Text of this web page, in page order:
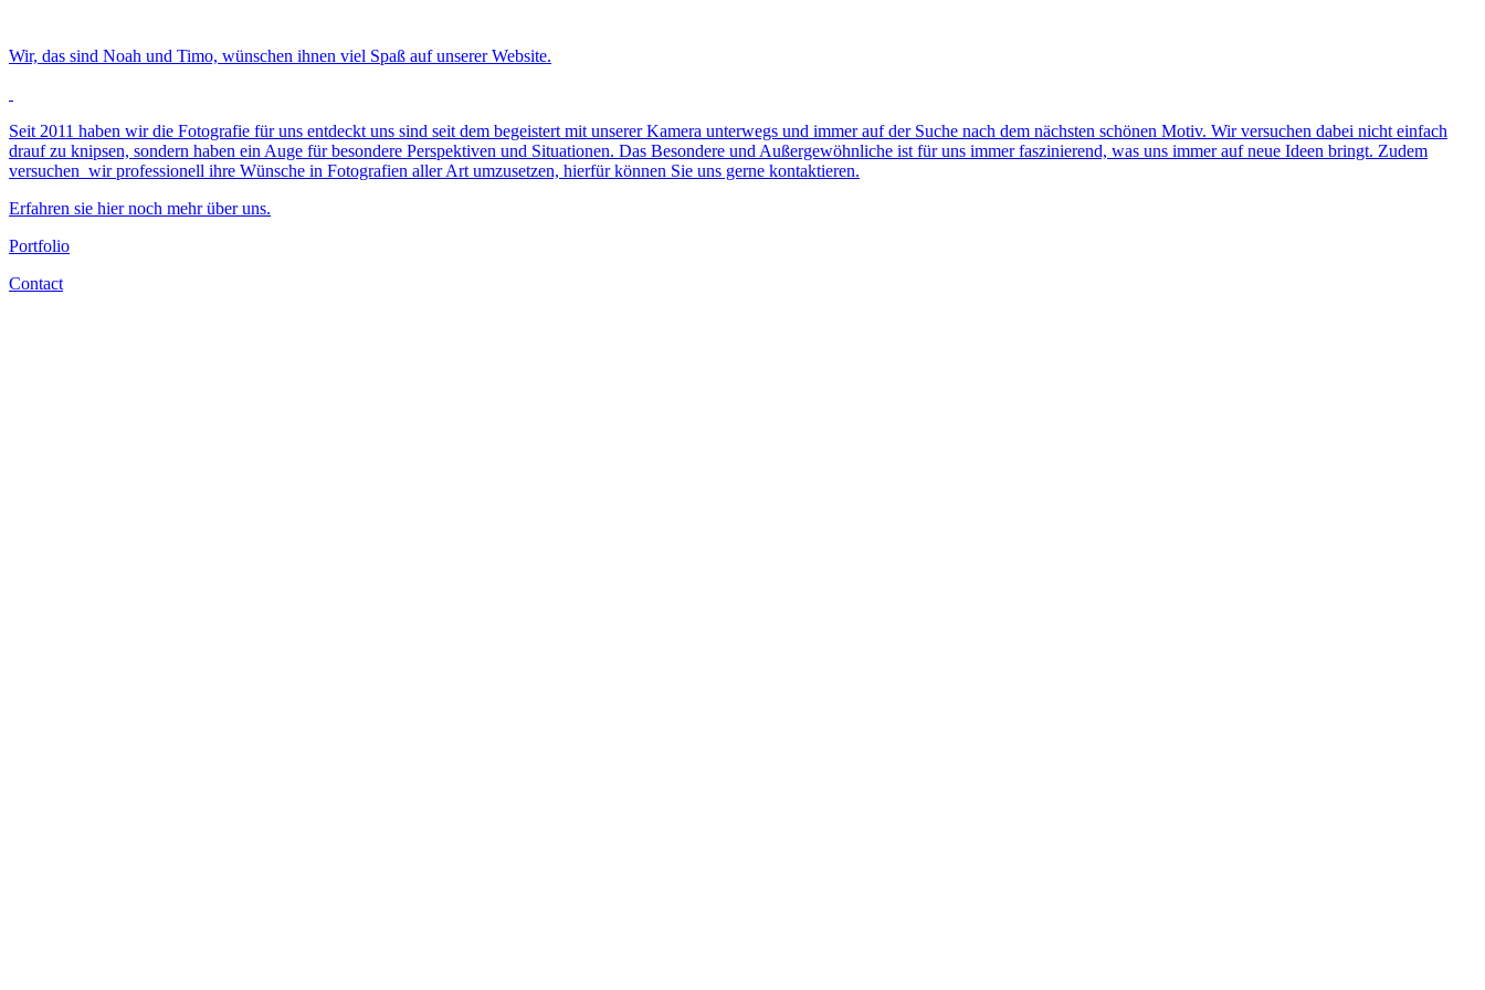
Wir, das sind Noah und Timo, wünschen ihnen viel Spaß auf unserer Website.
Seit 2011 haben wir die Fotografie für uns entdeckt uns sind seit dem begeistert mit unserer Kamera unterwegs und immer auf der Suche nach dem nächsten schönen Motiv. Wir versuchen dabei nicht einfach
drauf zu knipsen, sondern haben ein Auge für besondere Perspektiven und Situationen. Das Besondere und Außergewöhnliche ist für uns immer faszinierend, was uns immer auf neue Ideen bringt. Zudem
versuchen wir professionell ihre Wünsche in Fotografien aller Art umzusetzen, hierfür können Sie uns gerne kontaktieren.
Erfahren sie hier noch mehr über uns.
Portfolio
Contact